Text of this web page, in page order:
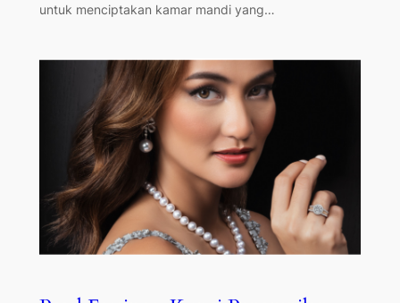
untuk menciptakan kamar mandi yang…